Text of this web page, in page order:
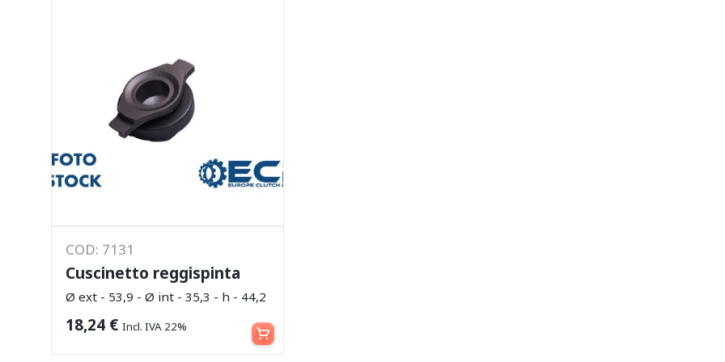
COD: 7131
Cuscinetto reggispinta
Ø ext - 53,9 - Ø int - 35,3 - h - 44,2
18,24 € Incl. IVA 22% Leggi tutto